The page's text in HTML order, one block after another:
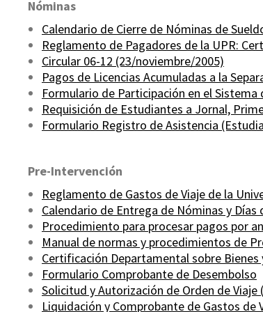
Nóminas
Calendario de Cierre de Nóminas de
Reglamento de Pagadores de la UPR:
Circular 06-12 (23/noviembre/2005)
Pagos de Licencias Acumuladas a la
Formulario de Participación en el Sistema
Requisición de Estudiantes a Jornal,
Formulario Registro de Asistencia
Pre-Intervención
Reglamento de Gastos de Viaje de la
Calendario de Entrega de Nóminas y
Procedimiento para procesar pagos por
Manual de normas y procedimientos de
Certificación Departamental sobre Bienes
Formulario Comprobante de Desembolso
Solicitud y Autorización de Orden de Viaje
Liquidación y Comprobante de Gastos de